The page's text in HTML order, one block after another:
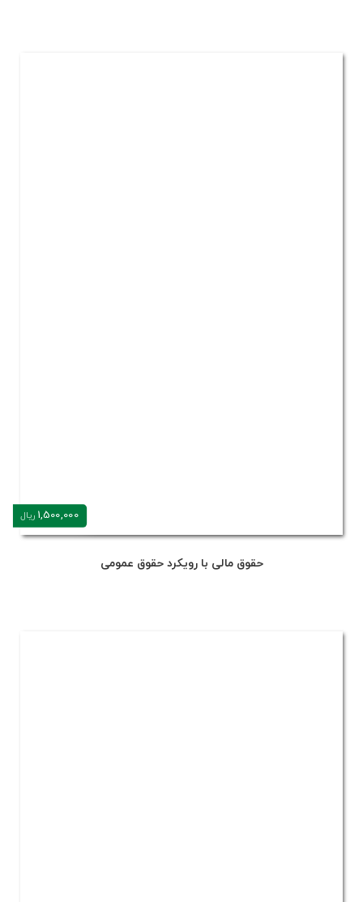
1,500,000 ریال
حقوق مالی با رویکرد حقوق عمومی